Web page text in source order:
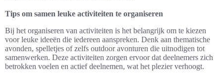
Tips om samen leuke activiteiten te organiseren
Bij het organiseren van activiteiten is het belangrijk om te kiezen
voor leuke ideeën die iedereen aanspreken. Denk aan thematische
avonden, spelletjes of zelfs outdoor avonturen die uitnodigen tot
samenwerken. Deze activiteiten zorgen ervoor dat deelnemers zich
betrokken voelen en actief deelnemen, wat het plezier verhoogt.